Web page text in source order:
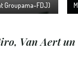
Groupama-FDJ)
Van Aert